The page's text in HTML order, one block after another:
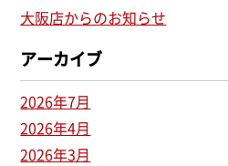
大阪店からのお知らせ
アーカイブ
2026年7月
2026年4月
2026年3月